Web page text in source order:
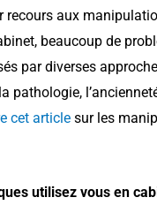
recours aux
beaucoup de
par diverses
pathologie,
cet article sur les
utilisez vous en